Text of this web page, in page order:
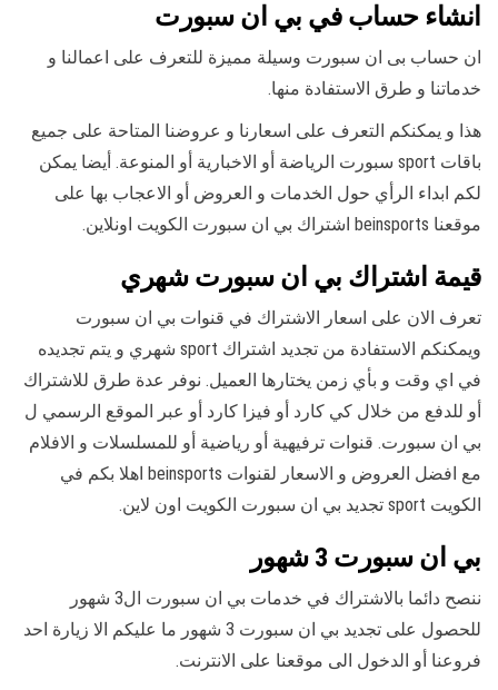
انشاء حساب في بي ان سبورت
ان حساب بى ان سبورت وسيلة مميزة للتعرف على اعمالنا و
خدماتنا و طرق الاستفادة منها.
هذا و يمكنكم التعرف على اسعارنا و عروضنا المتاحة على جميع
باقات sport سبورت الرياضة أو الاخبارية أو المنوعة. أيضا يمكن
لكم ابداء الرأي حول الخدمات و العروض أو الاعجاب بها على
موقعنا beinsports اشتراك بي ان سبورت الكويت اونلاين.
قيمة اشتراك بي ان سبورت شهري
تعرف الان على اسعار الاشتراك في قنوات بي ان سبورت
ويمكنكم الاستفادة من تجديد اشتراك sport شهري و يتم تجديده
في اي وقت و بأي زمن يختارها العميل. نوفر عدة طرق للاشتراك
أو للدفع من خلال كي كارد أو فيزا كارد أو عبر الموقع الرسمي ل
بي ان سبورت. قنوات ترفيهية أو رياضية أو للمسلسلات و الافلام
مع افضل العروض و الاسعار لقنوات beinsports اهلا بكم في
الكويت sport تجديد بي ان سبورت الكويت اون لاين.
بي ان سبورت 3 شهور
ننصح دائما بالاشتراك في خدمات بي ان سبورت ال3 شهور
للحصول على تجديد بي ان سبورت 3 شهور ما عليكم الا زيارة احد
فروعنا أو الدخول الى موقعنا على الانترنت.